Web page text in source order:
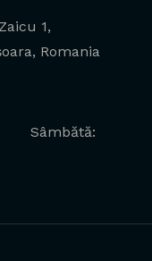
1,
Romania
Sâmbătă: